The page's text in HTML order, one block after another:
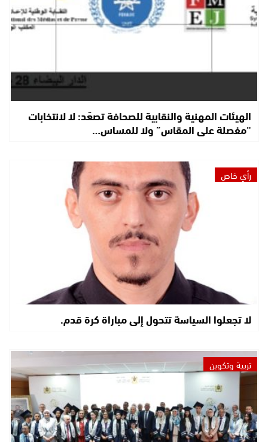
الهيئات المهنية والنقابية للصحافة تصعّد: لا لانتخابات
“مفصلة على المقاس” ولا للمساس…
رأي خاص
لا تجعلوا السياسة تتحول إلى مباراة كرة قدم.
تربية وتكوين